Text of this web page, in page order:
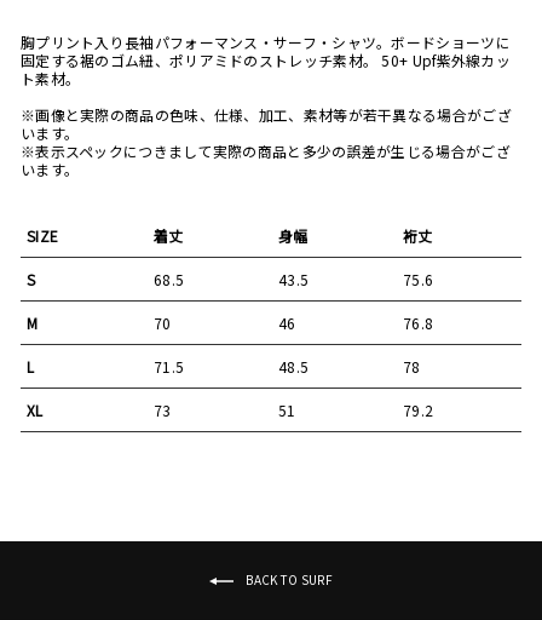
胸プリント入り長袖パフォーマンス・サーフ・シャツ。ボードショーツに
固定する裾のゴム紐、ポリアミドのストレッチ素材。 50+ Upf紫外線カッ
ト素材。
※画像と実際の商品の色味、仕様、加工、素材等が若干異なる場合がござ
います。
※表示スペックにつきまして実際の商品と多少の誤差が生じる場合がござ
います。
SIZE 着丈 身幅 裄丈
S 68.5 43.5 75.6
M 70 46 76.8
L 71.5 48.5 78
XL 73 51 79.2
BACK TO SURF